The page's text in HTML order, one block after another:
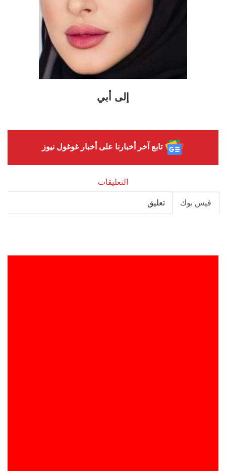
إلى أبي
تابع آخر أخبارنا على أخبار غوغول نيوز
التعليقات
فيس بوك تعليق